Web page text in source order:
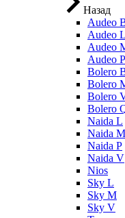
Назад
Audeo
Audeo L
Audeo
Audeo P
Bolero
Bolero
Bolero
Bolero
Naida L
Naida M
Naida P
Naida V
Nios
Sky L
Sky M
Sky V